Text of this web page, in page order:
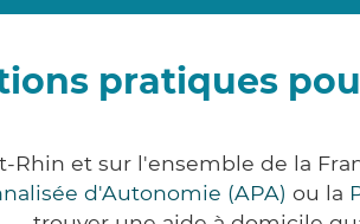
pratiques
et sur l'ensemble de la
d'Autonomie (APA) ou la